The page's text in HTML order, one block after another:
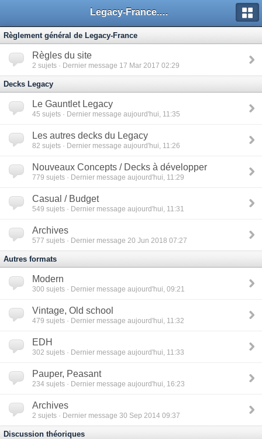
Legacy-France.org - Forum
Règlement général de Legacy-France
Règles du site
2 sujets · Dernier message 17 Mar 2017 02:29
Decks Legacy
Le Gauntlet Legacy
45 sujets · Dernier message aujourd'hui, 11:35
Les autres decks du Legacy
82 sujets · Dernier message aujourd'hui, 11:26
Nouveaux Concepts / Decks à développer
779 sujets · Dernier message aujourd'hui, 11:29
Casual / Budget
549 sujets · Dernier message aujourd'hui, 11:31
Archives
577 sujets · Dernier message 20 Jun 2018 07:27
Autres formats
Modern
300 sujets · Dernier message aujourd'hui, 09:21
Vintage, Old school
479 sujets · Dernier message aujourd'hui, 11:32
EDH
302 sujets · Dernier message aujourd'hui, 11:33
Pauper, Peasant
234 sujets · Dernier message aujourd'hui, 16:23
Archives
2 sujets · Dernier message 30 Sep 2014 09:37
Discussion théoriques